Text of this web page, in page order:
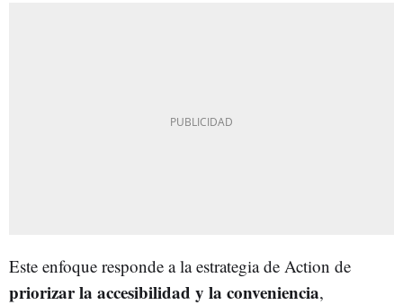
Este enfoque responde a la estrategia de Action de
priorizar la accesibilidad y la conveniencia,